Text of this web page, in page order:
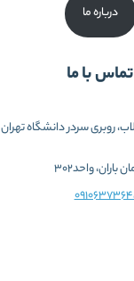
درباره ما
تماس با ما
روبری سردر دانشگاه تهران
باران، واحد302